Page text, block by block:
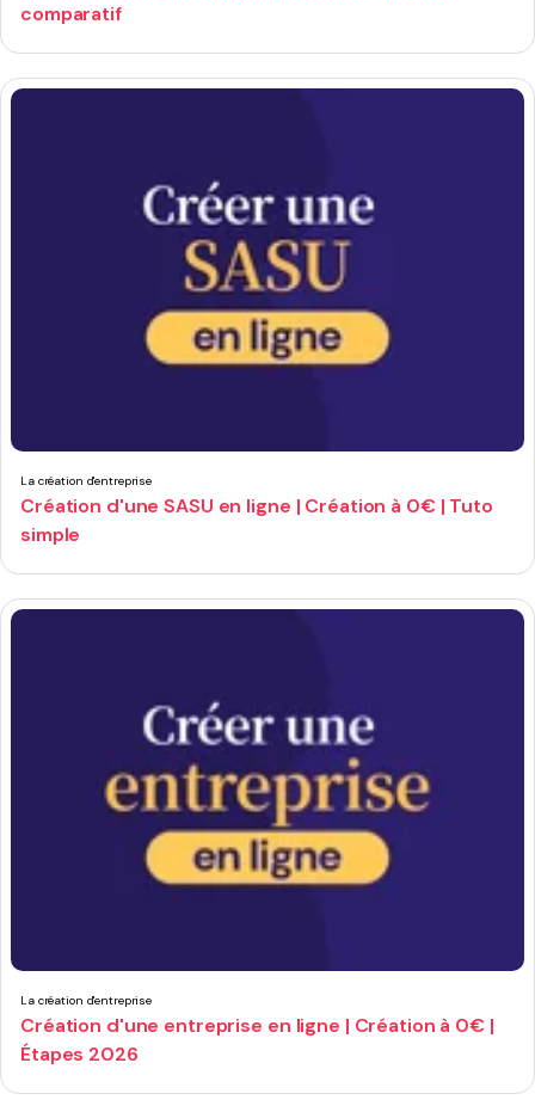
comparatif
La création d'entreprise
Création d'une SASU en ligne | Création à 0€ | Tuto
simple
La création d'entreprise
Création d'une entreprise en ligne | Création à 0€ |
Étapes 2026